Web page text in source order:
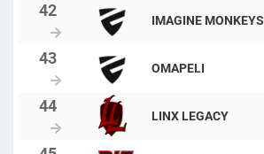
IMAGINE MONKEYS
OMAPELI
LINX LEGACY